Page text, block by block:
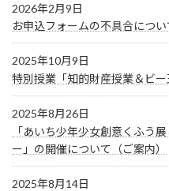
2026年2月9日
お申込フォームの不具合につい
2025年10月9日
特別授業「知的財産授業＆ビ
2025年8月26日
「あいち少年少女創意くふう
ー」の開催について（ご案内）
2025年8月14日